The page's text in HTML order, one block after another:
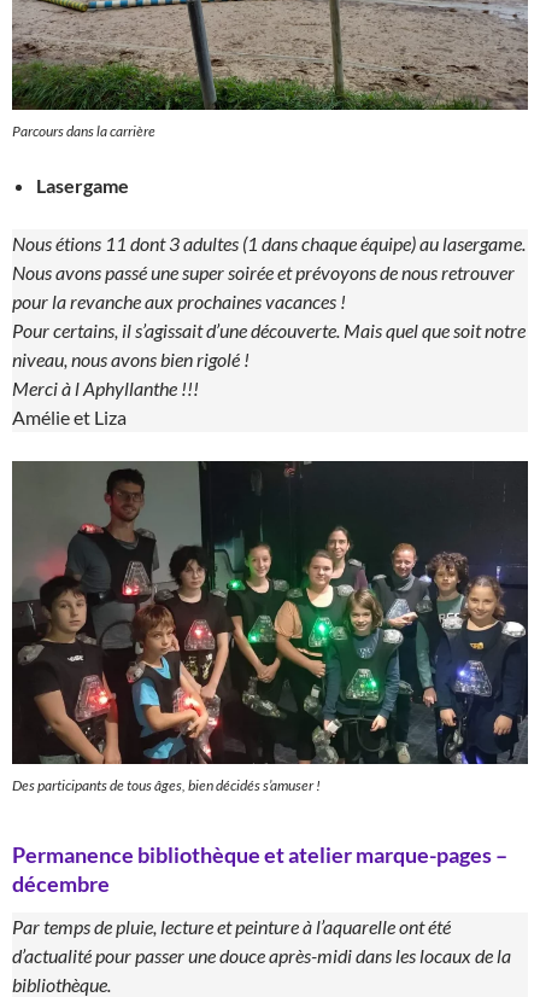
Parcours dans la carrière
Lasergame
Nous étions 11 dont 3 adultes (1 dans chaque équipe) au lasergame.
Nous avons passé une super soirée et prévoyons de nous retrouver
pour la revanche aux prochaines vacances !
Pour certains, il s’agissait d’une découverte. Mais quel que soit notre
niveau, nous avons bien rigolé !
Merci à l Aphyllanthe !!!
Amélie et Liza
Des participants de tous âges, bien décidés s’amuser !
Permanence bibliothèque et atelier marque-pages –
décembre
Par temps de pluie, lecture et peinture à l’aquarelle ont été
d’actualité pour passer une douce après-midi dans les locaux de la
bibliothèque.